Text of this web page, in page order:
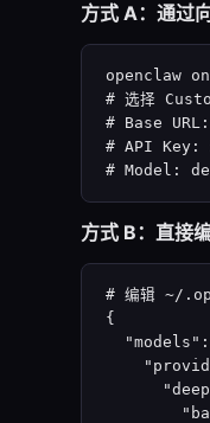
方式 A：通过
openclaw
# 选择
# Base
# API Key:
# Model:
方式 B：直接
# 编辑 ~/
{
"models":